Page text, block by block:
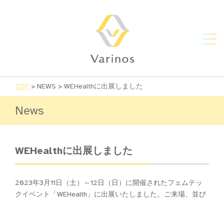
TOP > NEWS > WEHealthに出展しました
News
WEHealthに出展しました
2023年3月11日（土）～12日（日）に開催されたフェムテッ
クイベント「WEHealth」に出展いたしました。ご来場、並び